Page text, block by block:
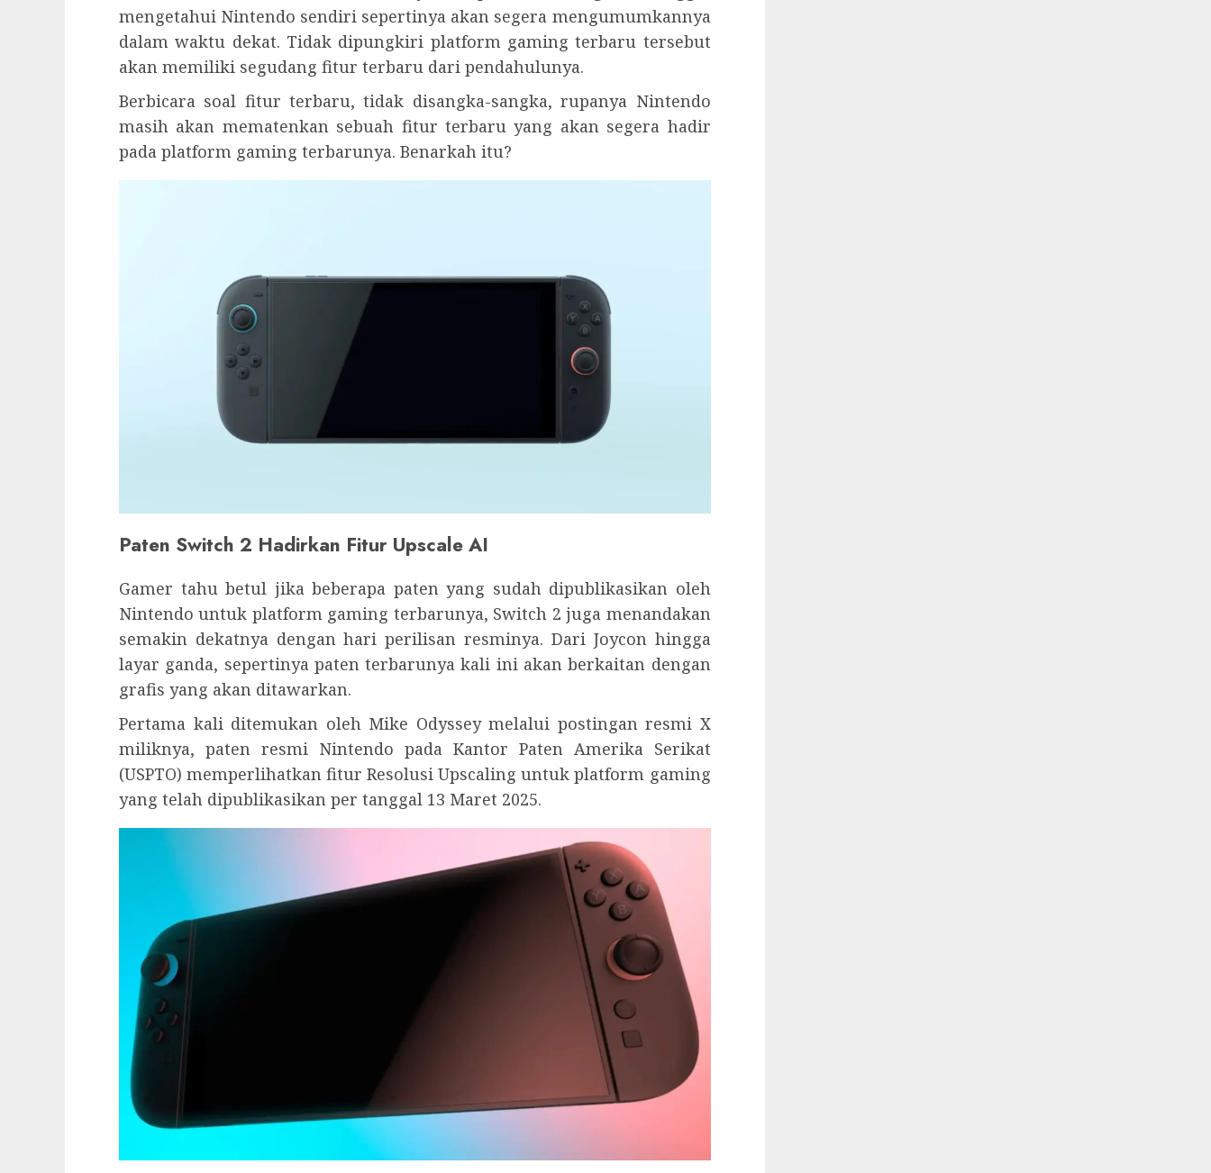
mengetahui Nintendo sendiri sepertinya akan segera mengumumkannya
dalam waktu dekat. Tidak dipungkiri platform gaming terbaru tersebut
akan memiliki segudang fitur terbaru dari pendahulunya.
Berbicara soal fitur terbaru, tidak disangka-sangka, rupanya Nintendo
masih akan mematenkan sebuah fitur terbaru yang akan segera hadir
pada platform gaming terbarunya. Benarkah itu?
Paten Switch 2 Hadirkan Fitur Upscale AI
Gamer tahu betul jika beberapa paten yang sudah dipublikasikan oleh
Nintendo untuk platform gaming terbarunya, Switch 2 juga menandakan
semakin dekatnya dengan hari perilisan resminya. Dari Joycon hingga
layar ganda, sepertinya paten terbarunya kali ini akan berkaitan dengan
grafis yang akan ditawarkan.
Pertama kali ditemukan oleh Mike Odyssey melalui postingan resmi X
miliknya, paten resmi Nintendo pada Kantor Paten Amerika Serikat
(USPTO) memperlihatkan fitur Resolusi Upscaling untuk platform gaming
yang telah dipublikasikan per tanggal 13 Maret 2025.